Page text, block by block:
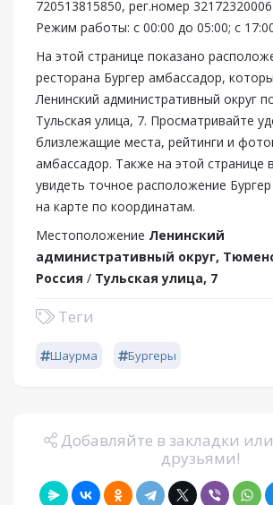
720513815850, рег.номер
Режим работы: с 00:00 до 05:00; с
На этой странице показано
ресторана Бургер амбассадор,
Ленинский административный округ
Тульская улица, 7. Просматривайте
близлежащие места, рейтинги и
амбассадор. Также на этой странице
увидеть точное расположение
на карте по координатам.
Местоположение Ленинский
административный округ,
Россия / Тульская улица, 7
Теги
Шаурма Бургеры
Добавляйте в закладки или
друзьями!